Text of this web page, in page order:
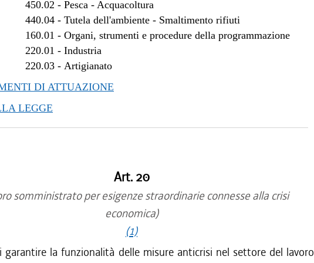
2012 al 28/03/2012
2011 al 31/12/2011
2011 al 24/08/2011
2011 al 22/06/2011
2011 al 13/04/2011
al 06/04/2011
al 31/12/2010
450.02 -Pesca - Acquacoltura
440.04 -Tutela dell'ambiente - Smaltimento rifiuti
160.01 -Organi, strumenti e procedure della programmazione
220.01 -Industria
220.03 -Artigianato
DI ATTUAZIONE
LEGGE
Art. 20
somministrato per esigenze straordinarie connesse alla crisi
economica)
(1)
garantire la funzionalità delle misure anticrisi nel settore del lavoro